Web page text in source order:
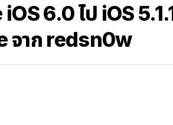
6.0 ไป iOS
จาก redsn0w